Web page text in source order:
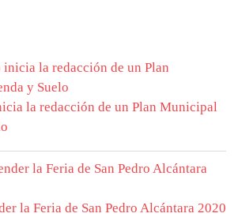
la redacción de un Plan Municipal
la Feria de San Pedro Alcántara 2020